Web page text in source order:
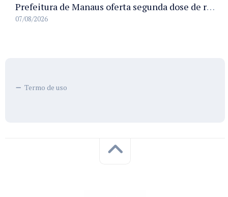
Prefeitura de Manaus oferta segunda dose de reforço da vacina contra a poliomielite para crianças de 4 anos durante Campanha de Multivacinação 2026
07/08/2026
Termo de uso